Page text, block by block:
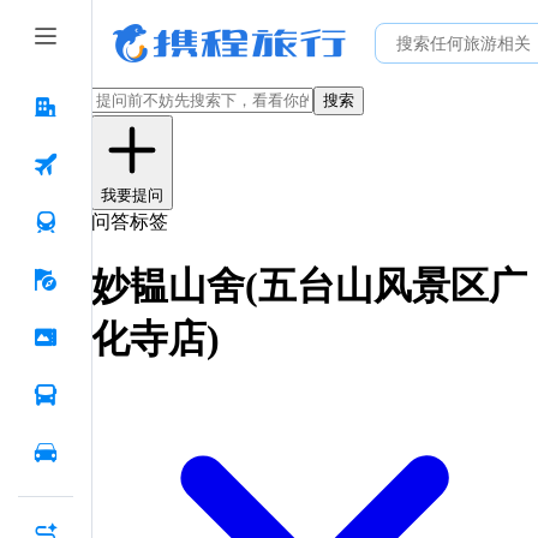
搜索
我要提问
问答标签
妙韫山舍(五台山风景区广
化寺店)